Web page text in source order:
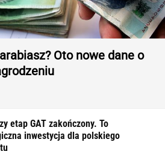
Oto nowe dane o
etap GAT zakończony. To
inwestycja dla polskiego